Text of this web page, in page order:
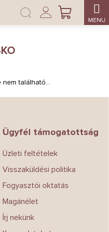
KOSÁR
Bejelentkezés
nem található...
Ügyfél támogatottság
Üzleti feltételek
Visszaküldési politika
Fogyasztói oktatás
Magánélet
Írj nekünk